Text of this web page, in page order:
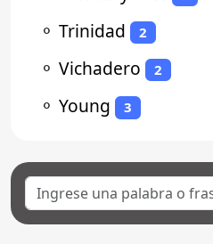
⚬ Trinidad 2
⚬ Vichadero 2
⚬ Young 3